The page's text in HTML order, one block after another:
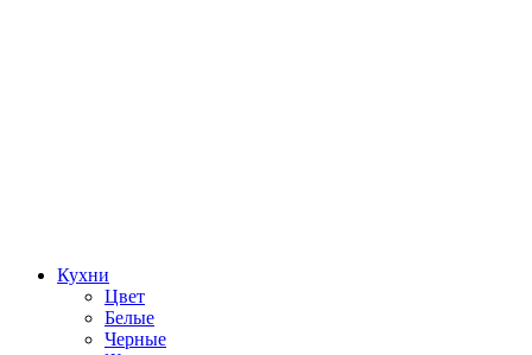
Кухни
Цвет
Белые
Черные